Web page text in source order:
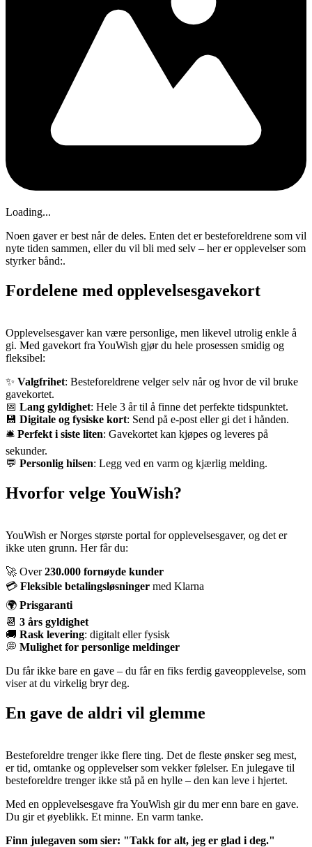
Loading...
Noen gaver er best når de deles. Enten det er besteforeldrene som vil
nyte tiden sammen, eller du vil bli med selv – her er opplevelser som
styrker bånd:.
Fordelene med opplevelsesgavekort
Opplevelsesgaver kan være personlige, men likevel utrolig enkle å
gi. Med gavekort fra YouWish gjør du hele prosessen smidig og
fleksibel:
✨ Valgfrihet: Besteforeldrene velger selv når og hvor de vil bruke
gavekortet.
📅 Lang gyldighet: Hele 3 år til å finne det perfekte tidspunktet.
💾 Digitale og fysiske kort: Send på e-post eller gi det i hånden.
🛎️ Perfekt i siste liten: Gavekortet kan kjøpes og leveres på
sekunder.
💬 Personlig hilsen: Legg ved en varm og kjærlig melding.
Hvorfor velge YouWish?
YouWish er Norges største portal for opplevelsesgaver, og det er
ikke uten grunn. Her får du:
🚀 Over230.000 fornøyde kunder
💳 Fleksible betalingsløsninger med Klarna
🌍 Prisgaranti
📆 3 års gyldighet
🚚 Rask levering: digitalt eller fysisk
💭 Mulighet for personlige meldinger
Du får ikke bare en gave – du får en fiks ferdig gaveopplevelse, som
viser at du virkelig bryr deg.
En gave de aldri vil glemme
Besteforeldre trenger ikke flere ting. Det de fleste ønsker seg mest,
er tid, omtanke og opplevelser som vekker følelser. En julegave til
besteforeldre trenger ikke stå på en hylle – den kan leve i hjertet.
Med en opplevelsesgave fra YouWish gir du mer enn bare en gave.
Du gir et øyeblikk. Et minne. En varm tanke.
Finn julegaven som sier: "Takk for alt, jeg er glad i deg."